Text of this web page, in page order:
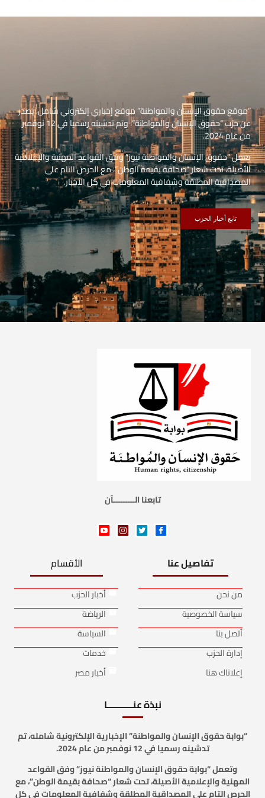
“موقع حقوق الإنسان والمواطنة” موقع إخباري إلكتروني شامل، يصدر
عن حزب “حقوق الإنسان والمواطنة”، وتم تدشينه رسميا في 12 نوفمبر
من عام 2024.
يعمل “حقوق الإنسان والمواطنة نيوز” وفق القواعد المهنية والإعلامية
الأصيلة، تحت شعار “صحافة بقيمة الوطن”، مع الحرص التام على
المصداقية المطلقة وشفافية المعلومات في كل الأخبار.
تابع أخبار الحزب
تابعنا الـــــــــآن
تفاصيل عنا
من نحن
سياسة الخصوصية
أتصل بنا
إدارة الحزب
إعلاناك هنا
الأقسام
أخبار الحزب
الرياضة
السياسة
خدمات
أخبار مصر
نبذة عنـــــــــــا
“بوابة حقوق الإنسان والمواطنة” الإخبارية الإلكترونية شامله، تم
تدشينه رسميا في 12 نوفمبر من عام 2024.
وتعمل “بوابة حقوق الإنسان والمواطنة نيوز” وفق القواعد
المهنية والإعلامية الأصيلة، تحت شعار “صحافة بقيمة الوطن”، مع
الحرص التام على المصداقية المطلقة وشفافية المعلومات في كل